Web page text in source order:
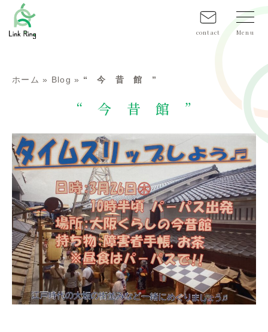
contact
ホーム » Blog » “ 今 昔 館 ”
“ 今 昔 館 ”